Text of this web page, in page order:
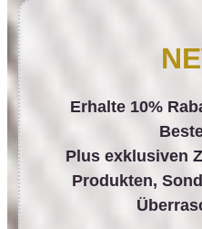
Erhalte 10%
Plus exklusiven
Produkten,